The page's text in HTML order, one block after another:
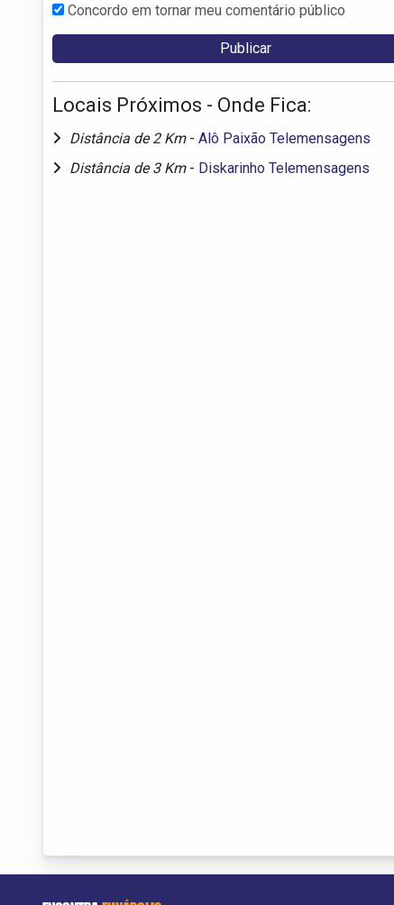
Concordo em tornar meu comentário público
Locais Próximos - Onde Fica:
Distância de 2 Km - Alô Paixão Telemensagens
Distância de 3 Km - Diskarinho Telemensagens